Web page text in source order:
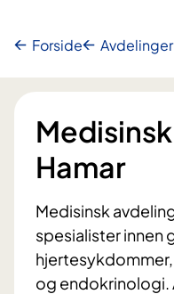
Forside Avdelinger
Hamar
Medisinsk
spesialister innen
og endokrinologi.